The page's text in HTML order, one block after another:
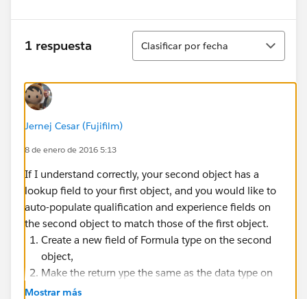
1 respuesta
Ordenar
Clasificar por fecha
Jernej Cesar (Fujifilm)
8 de enero de 2016 5:13
If I understand correctly, your second object has a
lookup field to your first object, and you would like to
auto-populate qualification and experience fields on
the second object to match those of the first object.
Create a new field of Formula type on the second
object,
Make the return ype the same as the data type on
the correspinding field on the first object,
Mostrar más